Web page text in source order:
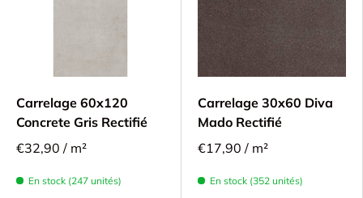
Carrelage 60x120
Concrete Gris Rectifié
€32,90 / m²
En stock (247 unités)
Carrelage 30x60 Diva
Mado Rectifié
€17,90 / m²
En stock (352 unités)